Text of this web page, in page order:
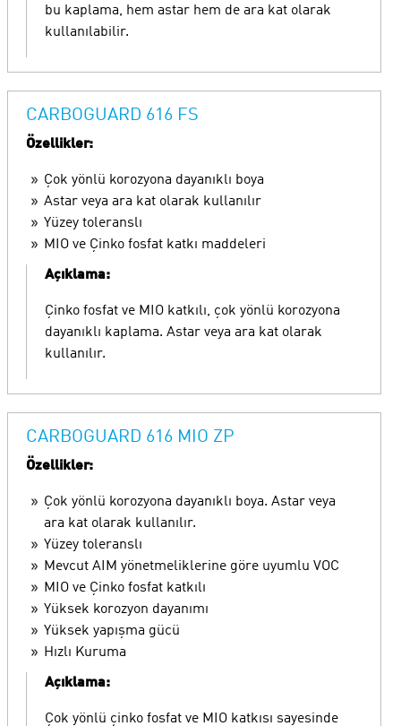
bu kaplama, hem astar hem de ara kat olarak
kullanılabilir.
CARBOGUARD 616 FS
Özellikler:
Çok yönlü korozyona dayanıklı boya
Astar veya ara kat olarak kullanılır
Yüzey toleranslı
MIO ve Çinko fosfat katkı maddeleri
Açıklama:
Çinko fosfat ve MIO katkılı, çok yönlü korozyona
dayanıklı kaplama. Astar veya ara kat olarak
kullanılır.
CARBOGUARD 616 MIO ZP
Özellikler:
Çok yönlü korozyona dayanıklı boya. Astar veya
ara kat olarak kullanılır.
Yüzey toleranslı
Mevcut AIM yönetmeliklerine göre uyumlu VOC
MIO ve Çinko fosfat katkılı
Yüksek korozyon dayanımı
Yüksek yapışma gücü
Hızlı Kuruma
Açıklama:
Çok yönlü çinko fosfat ve MIO katkısı sayesinde